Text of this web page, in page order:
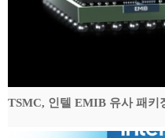
TSMC, 인텔 EMIB 유사 패키